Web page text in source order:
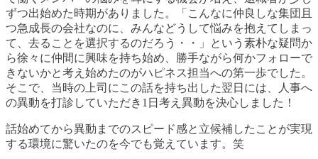
ずつ出始めた時期がありました。「こんなに仲良しな集団且
つ急成長の会社なのに、みんなどうして悩みを抱えてしまっ
て、去ることを選択するのだろう・・」という素朴な疑問か
ら徐々に仲間に興味を持ち始め、勝手ながら何かフォローで
きないかと考え始めたのがハピネス担当への第一歩でした。
そこで、当時の上司にこの話を持ち出した翌日には、人事へ
の異動を打診していただき1日考え異動を決心しました！
話始めてから異動までのスピード感と立候補したことが実現
する環境に驚いたのを今でも覚えています。笑